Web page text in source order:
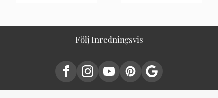
Följ Inredningsvis